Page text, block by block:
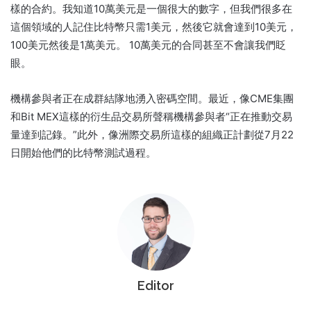
樣的合約。我知道10萬美元是一個很大的數字，但我們很多在
這個領域的人記住比特幣只需1美元，然後它就會達到10美元，
100美元然後是1萬美元。 10萬美元的合同甚至不會讓我們眨
眼。
機構參與者正在成群結隊地湧入密碼空間。最近，像CME集團
和Bit MEX這樣的衍生品交易所聲稱機構參與者“正在推動交易
量達到記錄。”此外，像洲際交易所這樣的組織正計劃從7月22
日開始他們的比特幣測試過程。
Editor